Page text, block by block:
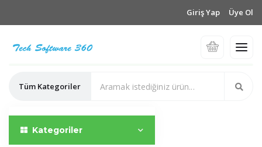
Giriş Yap Üye Ol
Tüm Kategoriler
Kategoriler